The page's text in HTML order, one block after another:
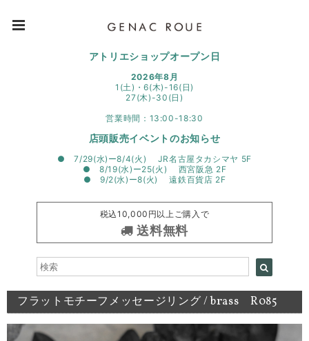
アトリエショップオープン日
2026年8月
1(土)・6(木)-16(日)
27(木)-30(日)
営業時間：13:00-18:30
店頭販売イベントのお知らせ
● 7/29(水)ー8/4(火) JR名古屋タカシマヤ 5F
● 8/19(水)ー25(火) 西宮阪急 2F
● 9/2(水)ー8(火) 遠鉄百貨店 2F
税込10,000円以上ご購入で
送料無料
フラットモチーフメッセージリング / brass R085